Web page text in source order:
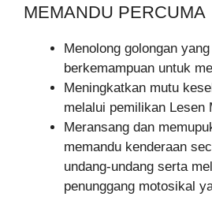
MEMANDU PERCUMA
Menolong golongan
berkemampuan untuk
Meningkatkan mutu
melalui pemilikan Lesen
Meransang dan
memandu kenderaan
undang-undang serta
penunggang motosikal